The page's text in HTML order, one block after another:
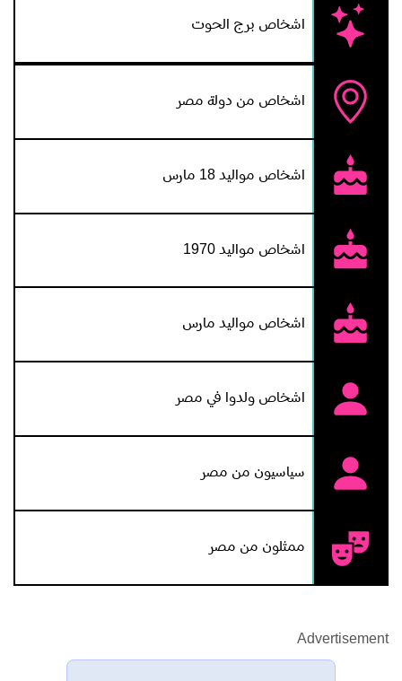
اشخاص برج الحوت
اشخاص من دولة مصر
اشخاص مواليد 18 مارس
اشخاص مواليد 1970
اشخاص مواليد مارس
اشخاص ولدوا في مصر
سياسيون من مصر
ممثلون من مصر
Advertisement